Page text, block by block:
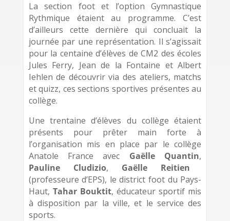
La section foot et l’option Gymnastique
Rythmique étaient au programme. C’est
d’ailleurs cette dernière qui concluait la
journée par une représentation. Il s’agissait
pour la centaine d’élèves de CM2 des écoles
Jules Ferry, Jean de la Fontaine et Albert
Iehlen de découvrir via des ateliers, matchs
et quizz, ces sections sportives présentes au
collège.
Une trentaine d’élèves du collège étaient
présents pour prêter main forte à
l’organisation mis en place par le collège
Anatole France avec Gaëlle Quantin,
Pauline Cludizio, Gaëlle Reitien
(professeure d’EPS), le district foot du Pays-
Haut, Tahar Bouktit, éducateur sportif mis
à disposition par la ville, et le service des
sports.